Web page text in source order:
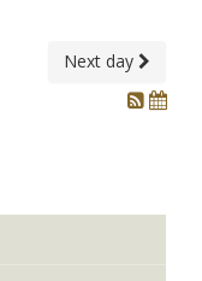
Next day